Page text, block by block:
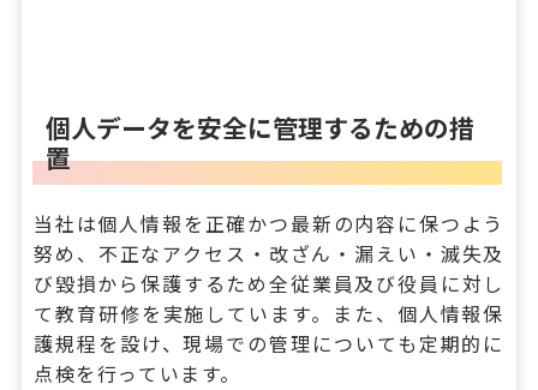
個人データを安全に管理するための措
置
当社は個人情報を正確かつ最新の内容に保つよう
努め、不正なアクセス・改ざん・漏えい・滅失及
び毀損から保護するため全従業員及び役員に対し
て教育研修を実施しています。また、個人情報保
護規程を設け、現場での管理についても定期的に
点検を行っています。